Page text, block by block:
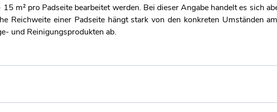
m² pro Padseite bearbeitet werden. Bei dieser Angabe handelt es sich
Reichweite einer Padseite hängt stark von den konkreten Umständen
und Reinigungsprodukten ab.